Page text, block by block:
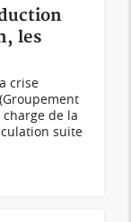
les
crise
de la
suite